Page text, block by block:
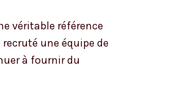
véritable référence
une équipe de
à fournir du